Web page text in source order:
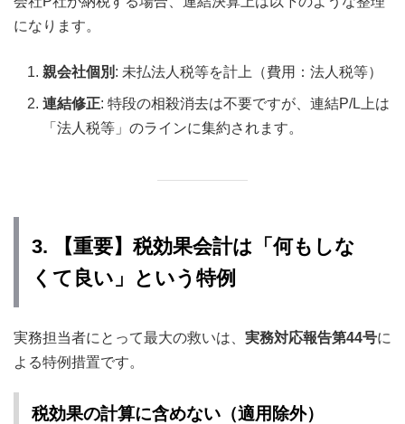
になります。
親会社個別 : 未払法人税等を計上（費用：法人税等）
連結修正: 特段の相殺消去は不要ですが、連結P/L上は
「法人税等」のラインに集約されます。
3. 【重要】税効果会計は「何もしな
くて良い」という特例
実務担当者にとって最大の救いは、 実務対応報告第44号に
よる特例措置です。
税効果の計算に含めない（適用除外）